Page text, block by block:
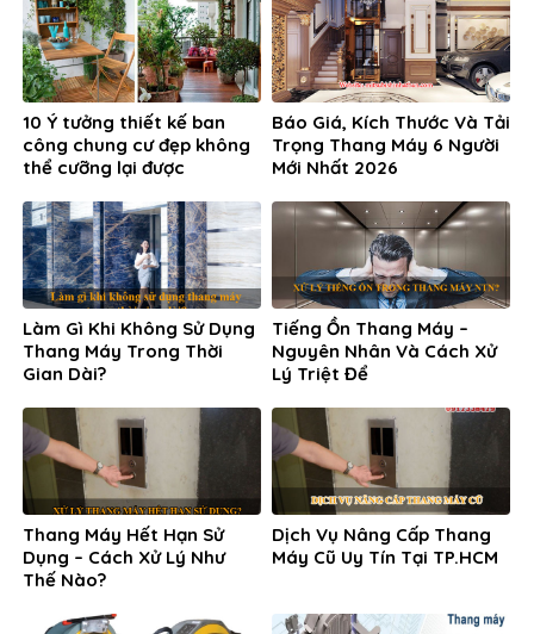
10 Ý tưởng thiết kế ban
công chung cư đẹp không
thể cưỡng lại được
Báo Giá, Kích Thước Và Tải
Trọng Thang Máy 6 Người
Mới Nhất 2026
Làm Gì Khi Không Sử Dụng
Thang Máy Trong Thời
Gian Dài?
Tiếng Ồn Thang Máy –
Nguyên Nhân Và Cách Xử
Lý Triệt Để
Thang Máy Hết Hạn Sử
Dụng – Cách Xử Lý Như
Thế Nào?
Dịch Vụ Nâng Cấp Thang
Máy Cũ Uy Tín Tại TP.HCM